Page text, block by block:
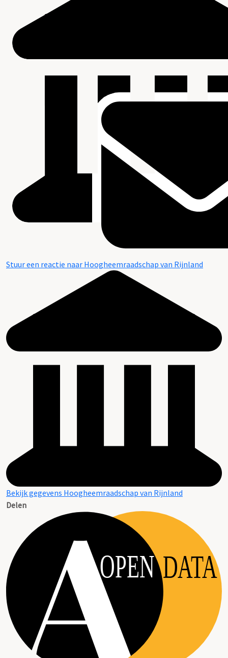
Stuur een reactie naar Hoogheemraadschap van Rijnland
Bekijk gegevens Hoogheemraadschap van Rijnland
Delen
OPEN DATA